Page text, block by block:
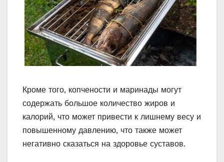
Кроме того, копчености и маринады могут
содержать большое количество жиров и
калорий, что может привести к лишнему весу и
повышенному давлению, что также может
негативно сказаться на здоровье суставов.